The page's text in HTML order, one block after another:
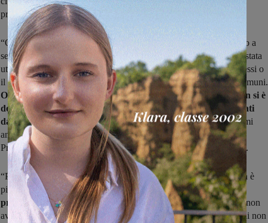
provinciali tramite elezione diretta”.
“Oltre al danno la beffa, visto che nella nostra Provincia di Arezzo a
seguito della legge Del Rio, la carica istituzionale di Presidente è stata
utilizzata per passerelle personali al solo fine di promuovere se stessi o
il partito di appartenenza senza mai darsi l’obiettivo di aiutare i comuni.
Ovviamente questo è potuto accadere perché il Presidente non si è
dovuto più preoccupare del “consenso” dei cittadini penalizzati
dalle scelte della Provincia di Arezzo.Anzi specie in questi ultimi
anni abbiamo visto venir meno anche la terzietà della figura del
Presidente della Provincia, spesso litigiosa con i ‘primi cittadini’ ”.
“Per tutte queste motivazioni, in particolare per l’elezione che non è
più diretta, i consiglieri comunali del Movimento 5 Stelle della
provincia di Arezzo non parteciperanno al voto.Infatti oltre a non
aver nessun nostro candidato alla carica di Presidente, riteniamo di non